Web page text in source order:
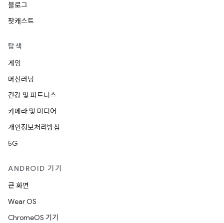
블로그
팟캐스트
탐색
게임
머신러닝
건강 및 피트니스
카메라 및 미디어
개인정보처리방침
5G
ANDROID 기기
큰 화면
Wear OS
ChromeOS 기기